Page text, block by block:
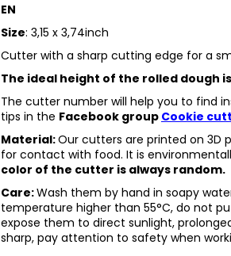
EN
Size: 3,15 x 3,74inch
Cutter with a sharp cutting edge for a
The ideal height of the rolled dough
The cutter number will help you to find
tips in the Facebook group Cookie
Material:Our cutters are printed on 3D
for contact with food. It is
color of the cutter is always random.
Care:Wash them by hand in soapy
temperature higher than 55°C, do not
expose them to direct sunlight,
sharp, pay attention to safety when